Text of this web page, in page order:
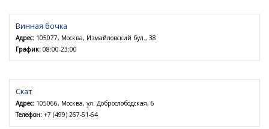
Винная бочка
Адрес: 105077, Москва, Измайловский бул., 38
График: 08:00-23:00
Скат
Адрес: 105066, Москва, ул. Доброслободская, 6
Телефон: +7 (499) 267-51-64